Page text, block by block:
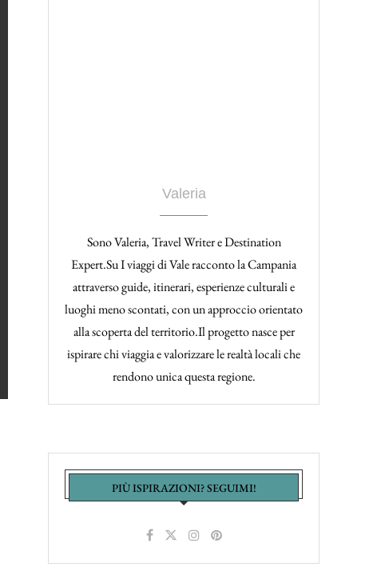
Valeria
Sono Valeria, Travel Writer e Destination
Expert.Su I viaggi di Vale racconto la Campania
attraverso guide, itinerari, esperienze culturali e
luoghi meno scontati, con un approccio orientato
alla scoperta del territorio.Il progetto nasce per
ispirare chi viaggia e valorizzare le realtà locali che
rendono unica questa regione.
PIÙ ISPIRAZIONI? SEGUIMI!